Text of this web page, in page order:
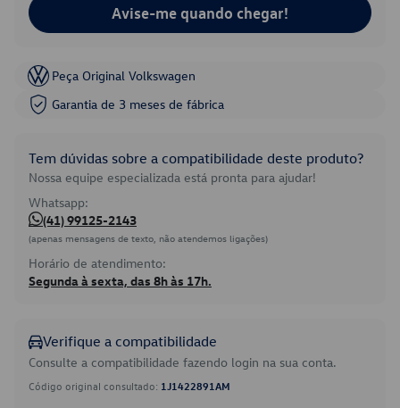
Avise-me quando chegar!
Peça Original Volkswagen
Garantia de 3 meses de fábrica
Tem dúvidas sobre a compatibilidade deste produto?
Nossa equipe especializada está pronta para ajudar!
Whatsapp:
(41) 99125-2143
(apenas mensagens de texto, não atendemos ligações)
Horário de atendimento:
Segunda à sexta, das 8h às 17h.
Verifique a compatibilidade
Consulte a compatibilidade fazendo login na sua conta.
Código original consultado: 1J1422891AM